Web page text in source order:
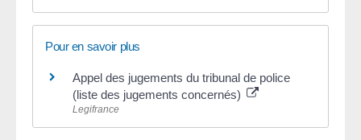
Pour en savoir plus
Appel des jugements du tribunal de police
(liste des jugements concernés)
Legifrance